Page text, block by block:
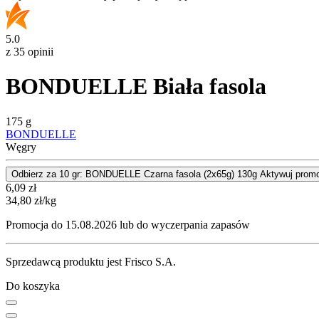
5.0
z 35 opinii
BONDUELLE Biała fasola
175 g
BONDUELLE
Węgry
Odbierz za 10 gr: BONDUELLE Czarna fasola (2x65g) 130g Aktywuj
Cena
6,09 zł
34,80 zł/kg
Promocja do 15.08.2026 lub do wyczerpania zapasów
Sprzedawcą produktu jest Frisco S.A.
Do koszyka